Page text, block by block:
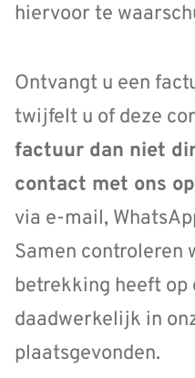
hiervoor te
Ontvangt u een
twijfelt u of deze
factuur dan niet
contact met ons
via e-mail,
Samen controleren
betrekking heeft op
daadwerkelijk in
plaatsgevonden.